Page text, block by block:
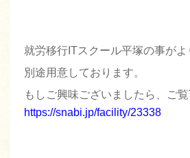
就労移行ITスクール平塚の事が
別途用意しております。
もしご興味ございましたら、ご覧
https://snabi.jp/facility/23338